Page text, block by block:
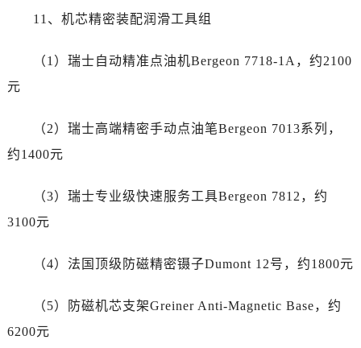
11、机芯精密装配润滑工具组
（1）瑞士自动精准点油机Bergeon 7718-1A，约2100
元
（2）瑞士高端精密手动点油笔Bergeon 7013系列，
约1400元
（3）瑞士专业级快速服务工具Bergeon 7812，约
3100元
（4）法国顶级防磁精密镊子Dumont 12号，约1800元
（5）防磁机芯支架Greiner Anti-Magnetic Base，约
6200元